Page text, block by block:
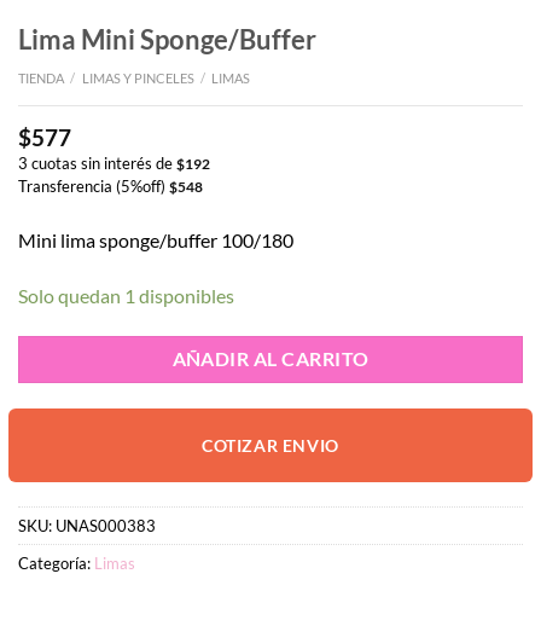
Lima Mini Sponge/Buffer
TIENDA / LIMAS Y PINCELES / LIMAS
$577
3 cuotas sin interés de $192
Transferencia (5%off) $548
Mini lima sponge/buffer 100/180
Solo quedan 1 disponibles
AÑADIR AL CARRITO
COTIZAR ENVIO
SKU: UNAS000383
Categoría: Limas